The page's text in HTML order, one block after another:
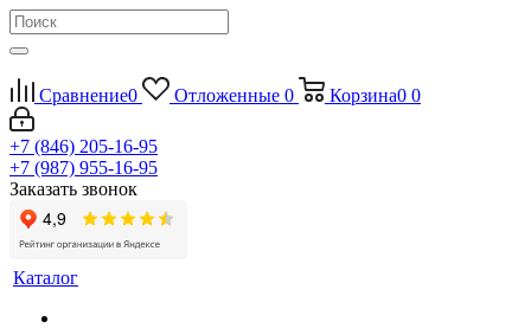
Сравнение0 Отложенные 0 Корзина0 0
+7 (846) 205-16-95
+7 (987) 955-16-95
Заказать звонок
Каталог